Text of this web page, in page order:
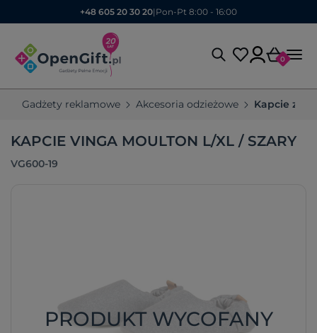
+48 605 20 30 20| Pon-Pt 8:00 - 16:00
0
Gadżety reklamowe Akcesoria odzieżowe Kapcie z
KAPCIE VINGA MOULTON L/XL / SZARY
VG600-19
PRODUKT WYCOFANY